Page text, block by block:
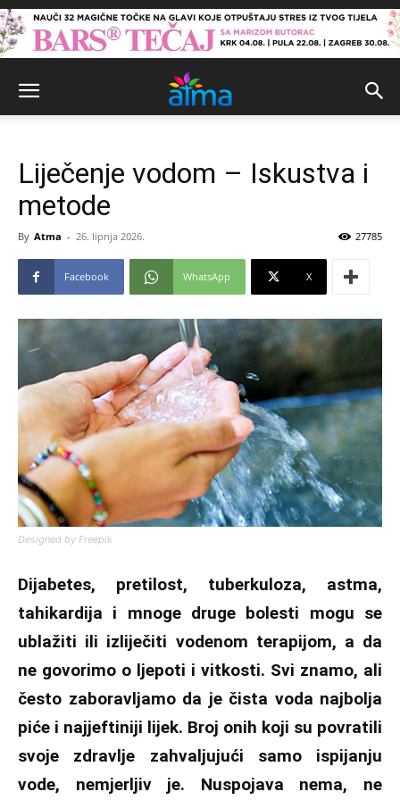
Liječenje vodom – Iskustva i
metode
By Atma - 26. lipnja 2026. 27785
Facebook WhatsApp X
Designed by Freepik
Dijabetes, pretilost, tuberkuloza, astma,
tahikardija i mnoge druge bolesti mogu se
ublažiti ili izliječiti vodenom terapijom, a da
ne govorimo o ljepoti i vitkosti. Svi znamo, ali
često zaboravljamo da je čista voda najbolja
piće i najjeftiniji lijek. Broj onih koji su povratili
svoje zdravlje zahvaljujući samo ispijanju
vode, nemjerljiv je. Nuspojava nema, ne